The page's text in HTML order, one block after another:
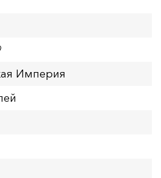
Империя